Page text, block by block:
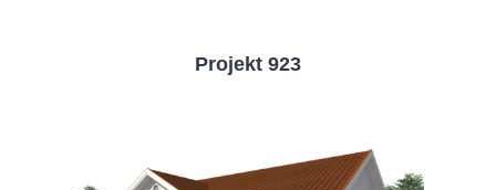
Projekt 923